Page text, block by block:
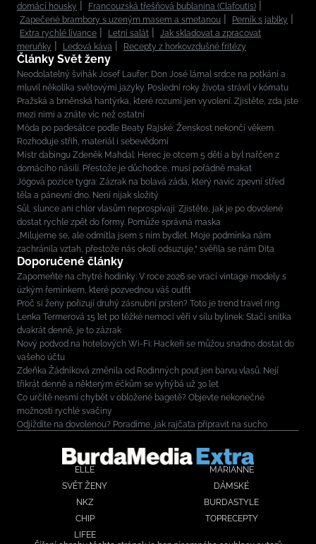
domácí housky
Francouzská třešňová bublanina (Clafoutis)
Zapečené brambory s uzeným masem a smetanou
Perník s jablky
Extra rychlé lívance
Letní salát
Jak skladovat a zpracovat
meruňky
Ledová káva Recepty z horkovzdušné fritézy
Články Svět ženy
Neodolatelný švihák Josef Laufer: Don José lámal srdce na potkání a
mluvil několika světovými jazyky. Poslední roky života strávil v kómatu
Pražská a brněnská hantýrka, které rozumí jen vyvolení. Zjistěte, zda jste
mezi nimi a znáte víc než ostatní
Móda po padesátce podle Beaty Rajské: Ženskost nekončí věkem.
Rozhoduje střih, materiál i sebevědomí
Mistr dabingu Zdeněk Mahdal: Herec je otcem 5 dětí a byl nařčen z
domácího násilí. Přestože je důchodce, musí pořádně makat
Jógová pozice tygra: Zázrak na bolavá záda, který navíc zpevní střed
těla a pánevní dno. Není nijak složitý
Sůl, slunce ani chlor vlasům neprospívají: Zjistěte, jak je po dovolené
dostat rychle zpět do formy. Pomůže správná maska
„Milujeme se, ale odmítla jsem s ním bydlet. Moje podmínka nám
zachránila vztah, přestože nás okolí odsuzuje,“ svěřila se nám Dita
Doporučené články
Zapomeňte na chytré hodinky: V roce 2026 se vrací vintage modely s
úzkým řemínkem, které pozvednou váš outfit
Proč si ženy pořizují druhý zásnubní prsten? Toto je trend travel ring
Lenka Termerová 15 let po těžké nemoci věří v sílu bylinek: Stačí snítka
dvakrát denně, je to zázrak
Nový podvod na hotelových Wi-Fi: Hackeři se můžou snadno dostat do
vašeho účtu
Zdeňka Žádníková změnila od Rodinných pout jen barvu vlasů. Nejí
třikrát denně a některým éčkům se vyhýbá už 30 let
Co určitě nesmí chybět v obložené bagetě? Objevte nekonečné
možnosti rychlé svačiny
Odjíždíte na dovolenou? Poradíme, jak rajčata připravit na sucho
ELLE
MARIANNE
SVĚT ŽENY
DÁMSKÉ
NKZ
BURDASTYLE
CHIP
TOPRECEPTY
LIFEE